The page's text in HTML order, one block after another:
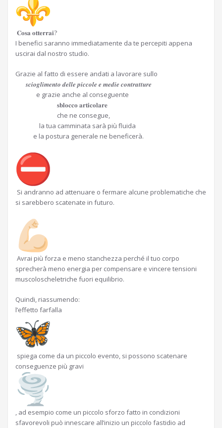
𝐂𝐨𝐬𝐚 𝐨𝐭𝐭𝐞𝐫𝐫𝐚𝐢?
I benefici saranno immediatamente da te percepiti appena
uscirai dal nostro studio.
Grazie al fatto di essere andati a lavorare sullo
𝒔𝒄𝒊𝒐𝒈𝒍𝒊𝒎𝒆𝒏𝒕𝒐 𝒅𝒆𝒍𝒍𝒆 𝒑𝒊𝒄𝒄𝒐𝒍𝒆 𝒆 𝒎𝒆𝒅𝒊𝒆 𝒄𝒐𝒏𝒕𝒓𝒂𝒕𝒕𝒖𝒓𝒆
e grazie anche al conseguente
𝐬𝐛𝐥𝐨𝐜𝐜𝐨 𝐚𝐫𝐭𝐢𝐜𝐨𝐥𝐚𝐫𝐞
che ne consegue,
la tua camminata sarà più fluida
e la postura generale ne beneficerà.
Si andranno ad attenuare o fermare alcune problematiche che
si sarebbero scatenate in futuro.
Avrai più forza e meno stanchezza perché il tuo corpo
sprecherà meno energia per compensare e vincere tensioni
muscoloscheletriche fuori equilibrio.
Quindi, riassumendo:
l’effetto farfalla
spiega come da un piccolo evento, si possono scatenare
conseguenze più gravi
, ad esempio come un piccolo sforzo fatto in condizioni
sfavorevoli può innescare all’inizio un piccolo fastidio ad